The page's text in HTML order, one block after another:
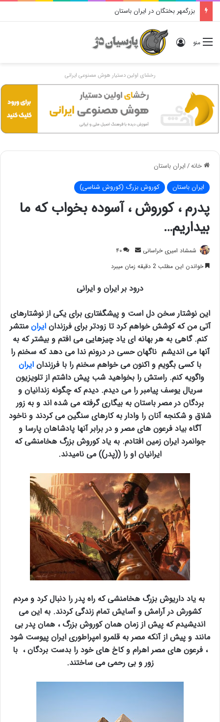
دوگانهٔ «ایرانی و اَنیرانی»: بررسی تاریخی، مفهومی و ایدئولوژیک
منو ورود
رخشای اولین دستیار هوش مصنوعی ایرانی
خانه/ایران باستان
ایران باستان کوروش بزرگ (کوروش شناسی)
پدرم ، کوروش ، آسوده بخواب که ما
بیداریم…
شمشاد امیری خراسانی
ارسال
ایمیل
۴۰
خواندن این مطلب 2 دقیقه زمان میبرد
درود بر ایران و ایرانی
این نوشتار سخن دل است و پیشگفتاری برای یکی از نوشتارهای
آتی من که کوشش خواهم کرد تا زودتر برای فرزندانایران منتشر
کنم. گاهی به هر بهانه ای یاد چیزهایی می افتم و بیشتر که به
آنها می اندیشم ناگهان حسی در درونم ندا می دهد که سخنم را
با کسی بگویم و اکنون می خواهم سخنم را با فرزندان ایران
واگویه کنم. راستش را بخواهید شب پیش داشتم از تلویزیون
سریال یوسف پیامبر را می دیدم. دیدم که چگونه زندانیان و
بردگان در مصر باستان به بیگاری گرفته می شده اند و به زور
شلاق و شکنجه آنان را وادار به کارهای سنگین می کردند و ناخود
آگاه بیاد فرعون های مصر و در برابر آنها پادشاهان پارسا و
جوانمرد ایران زمین افتادم. به یاد کوروش بزرگ هخامنشی که
ایرانیان او را ((پدر)) می نامیدند.
به یاد داریوش بزرگ هخامنشی که راه پدر را دنبال کرد و مردم
کشورش در آرامش و آسایش تمام زندگی کردند. به این می
اندیشیدم که پیش از زمان همان کوروش بزرگ ، همان پدر بی
مانند و پیش از آنکه مصر به قلمرو امپراطوری ایران پیوست شود
، فرعون های مصر اهرام و کاخ های خود را بدست بردگان ، با
زور و بی رحمی می ساختند.